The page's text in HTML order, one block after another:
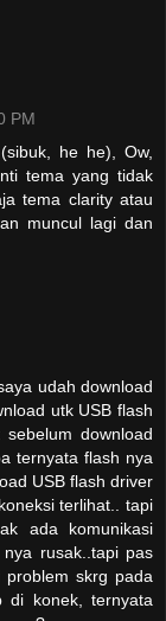
PM
he he), Ow,
tema yang tidak
tema clarity atau
muncul lagi dan
udah download
utk USB flash
download
ternyata flash nya
USB flash driver
terlihat.. tapi
ada komunikasi
rusak..tapi pas
skrg pada
di konek, ternyata